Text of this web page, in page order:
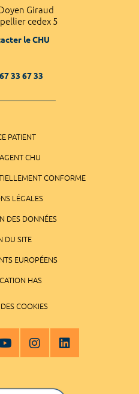
Giraud
cedex 5
le CHU
33 67 33
PATIENT
CHU
CONFORME
LÉGALES
DES DONNÉES
DU SITE
EUROPÉENS
HAS
COOKIES